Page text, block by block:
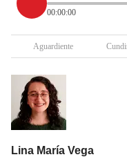
00:00:00
Aguardiente
Lina María Vega